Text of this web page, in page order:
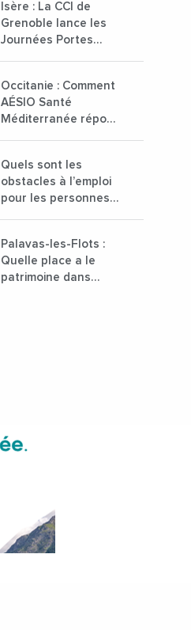
pour l'enseignement
supérieur
Isère : La CCI de
Grenoble lance les
Journées Portes
21 octobre 2024
Occitanie : Comment
AÉSIO Santé
Méditerranée répond
médicaux ?
Quels sont les
obstacles à l’emploi
pour les personnes
Palavas-les-Flots :
Quelle place a le
patrimoine dans